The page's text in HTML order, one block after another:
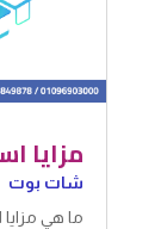
مزايا
شات بوت
ما هي